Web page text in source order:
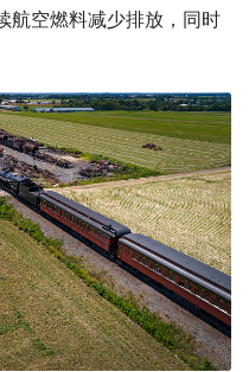
航空燃料减少排放，同时